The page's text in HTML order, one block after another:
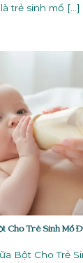
trẻ sinh mổ [...]
Cho Trẻ Sinh Mổ
Bột Cho Trẻ